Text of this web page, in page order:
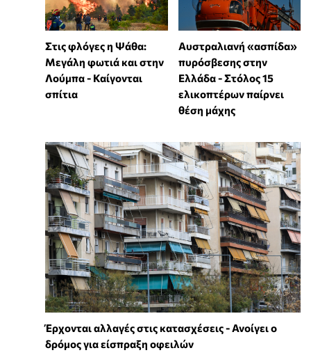
Στις φλόγες η Ψάθα:
Μεγάλη φωτιά και στην
Λούμπα - Καίγονται
σπίτια
Αυστραλιανή «ασπίδα»
πυρόσβεσης στην
Ελλάδα - Στόλος 15
ελικοπτέρων παίρνει
θέση μάχης
Έρχονται αλλαγές στις κατασχέσεις - Ανοίγει ο
δρόμος για είσπραξη οφειλών